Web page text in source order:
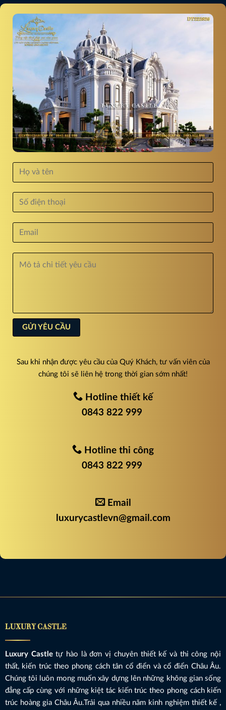
Sau khi nhận được yêu cầu của Quý Khách, tư vấn viên của
chúng tôi sẽ liên hệ trong thời gian sớm nhất!
Hotline thiết kế
0843 822 999
Hotline thi công
0843 822 999
Email
luxurycastlevn@gmail.com
LUXURY CASTLE
Luxury Castletự hào là đơn vị chuyên thiết kế và thi công nội
thất, kiến trúc theo phong cách tân cổ điển và cổ điển Châu Âu.
Chúng tôi luôn mong muốn xây dựng lên những không gian sống
đẳng cấp cùng với những kiệt tác kiến trúc theo phong cách kiến
trúc hoàng gia Châu Âu.Trải qua nhiều năm kinh nghiệm thiết kế ,